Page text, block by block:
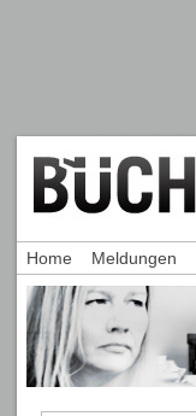
Home Meldungen